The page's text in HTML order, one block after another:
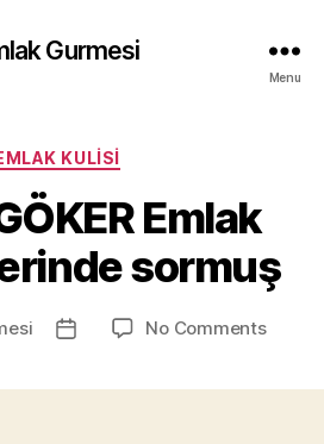
Gurmesi
Menu
Categories
KULISI
Emlak
sormuş
Post
No Commentson